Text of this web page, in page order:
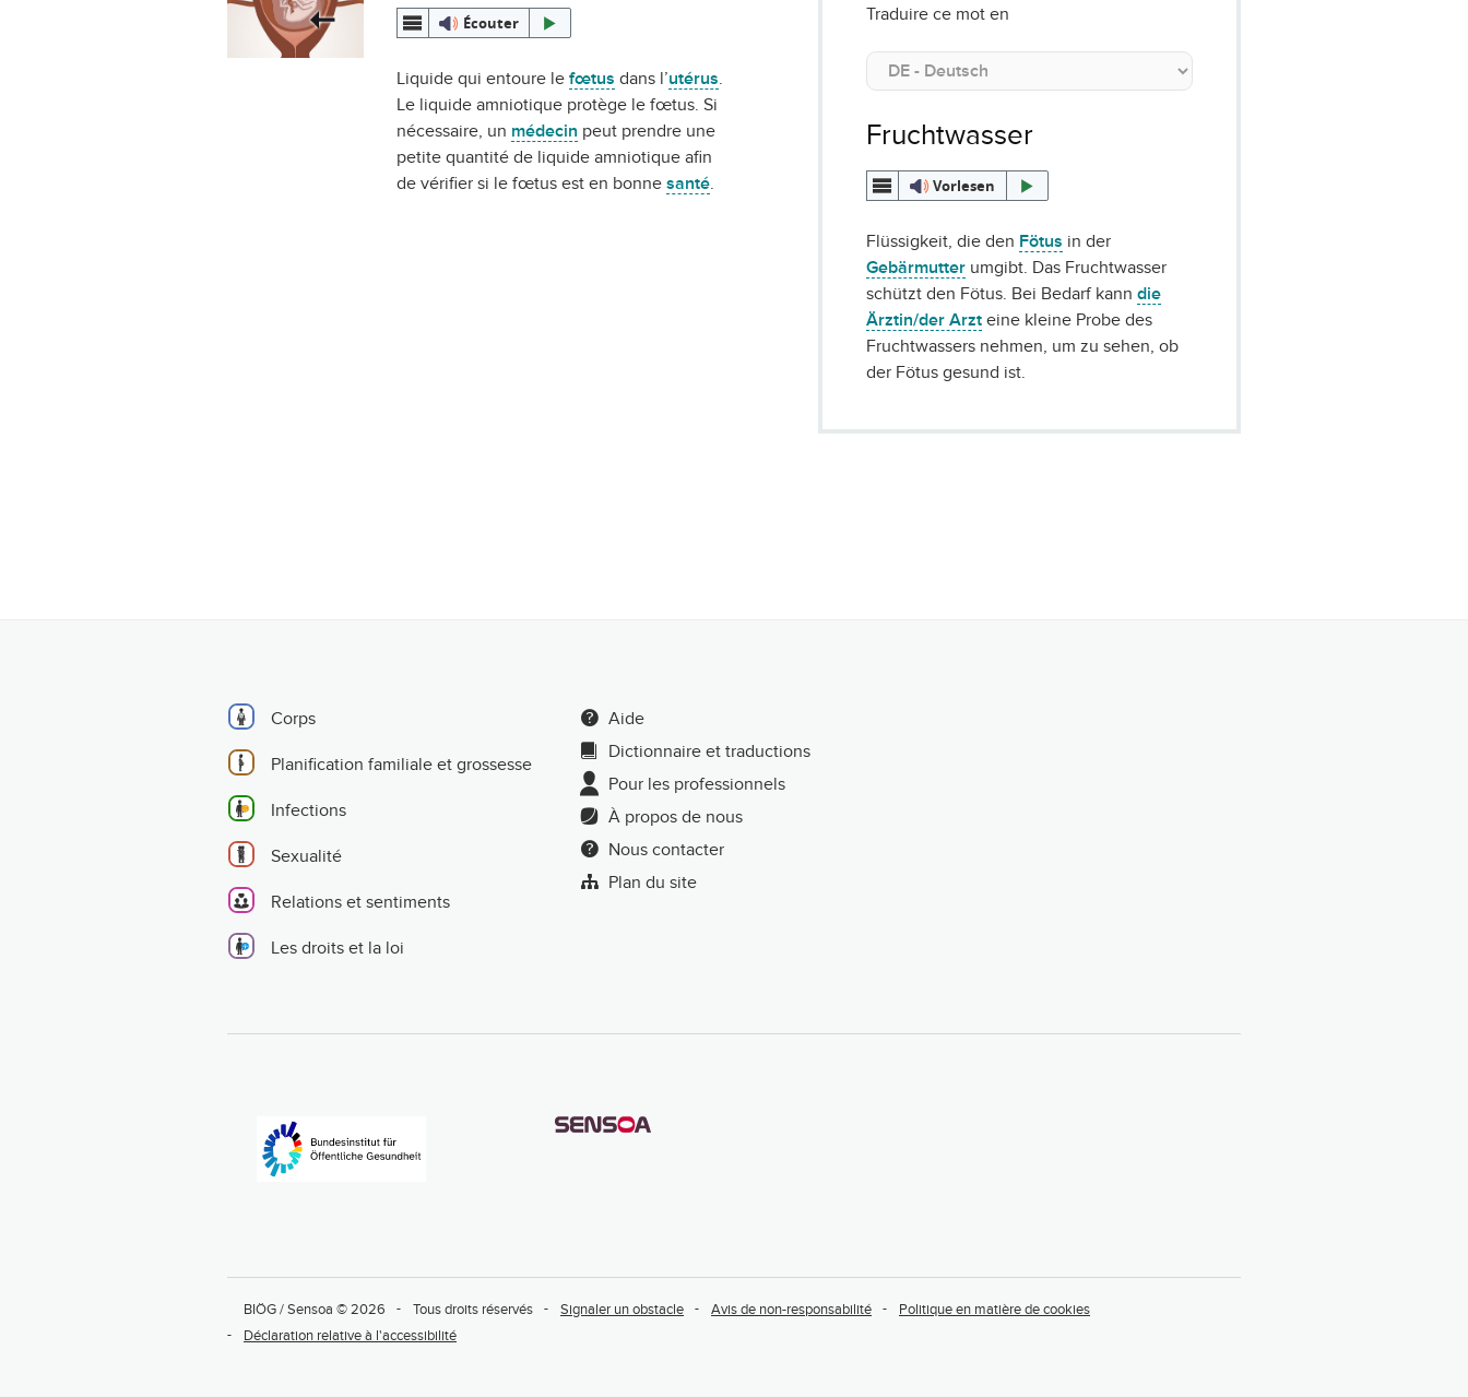
Écouter
Liquide qui entoure le fœtus dans l’utérus.
Le liquide amniotique protège le fœtus. Si
nécessaire, un médecin peut prendre une
petite quantité de liquide amniotique afin
de vérifier si le fœtus est en bonne santé.
Traduire ce mot en
Fruchtwasser
Vorlesen
Flüssigkeit, die den Fötus in der
Gebärmutter umgibt. Das Fruchtwasser
schützt den Fötus. Bei Bedarf kanndie
Ärztin/der Arzt eine kleine Probe des
Fruchtwassers nehmen, um zu sehen, ob
der Fötus gesund ist.
Corps
Planification familiale et grossesse
Infections
Sexualité
Relations et sentiments
Les droits et la loi
Aide
Dictionnaire et traductions
Pour les professionnels
À propos de nous
Nous contacter
Plan du site
BIÖG / Sensoa © 2026 Tous droits réservés Signaler un obstacle Avis de non-responsabilité
Politique en matière de cookies
Déclaration relative à l'accessibilité